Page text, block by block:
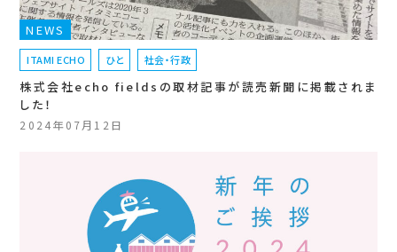
NEWS
ITAMI ECHO ひと 社会・行政
株式会社echo fieldsの取材記事が読売新聞に掲載されま
した！
2024年07月12日